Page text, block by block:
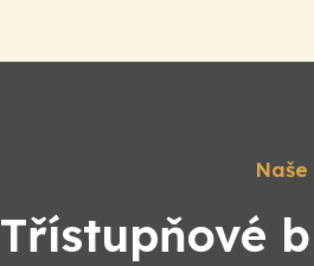
Třístupňové